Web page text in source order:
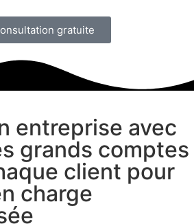
gratuite
entreprise avec
grands comptes
client pour
charge